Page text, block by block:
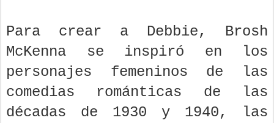
Para crear a Debbie, Brosh
McKenna se inspiró en los
personajes femeninos de las
comedias románticas de las
décadas de 1930 y 1940, las